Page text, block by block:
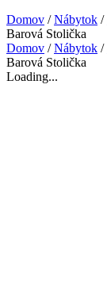
Domov /Nábytok /
Barová Stolička
Domov /Nábytok /
Barová Stolička
Loading...